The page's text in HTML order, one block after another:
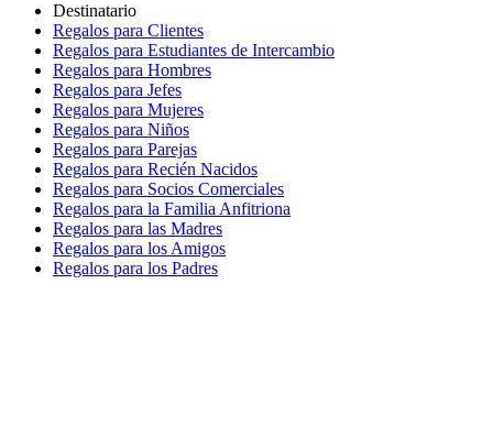
Destinatario
Regalos para Clientes
Regalos para Estudiantes de Intercambio
Regalos para Hombres
Regalos para Jefes
Regalos para Mujeres
Regalos para Niños
Regalos para Parejas
Regalos para Recién Nacidos
Regalos para Socios Comerciales
Regalos para la Familia Anfitriona
Regalos para las Madres
Regalos para los Amigos
Regalos para los Padres